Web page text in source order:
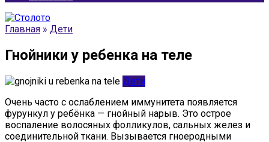
Главная » Дети
Гнойники у ребенка на теле
Дети
Очень часто с ослаблением иммунитета появляется
фурункул у ребёнка — гнойный нарыв. Это острое
воспаление волосяных фолликулов, сальных желез и
соединительной ткани. Вызывается гноеродными